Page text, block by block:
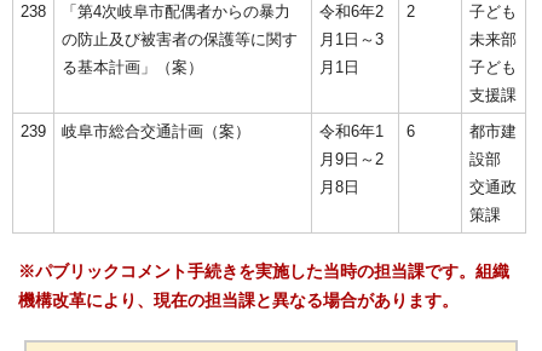
238
「第4次岐阜市配偶者からの暴力
の防止及び被害者の保護等に関す
る基本計画」（案）
令和6年2
月1日～3
月1日
2
子ども
未来部
子ども
支援課
239
岐阜市総合交通計画（案）
令和6年1
月9日～2
月8日
6
都市建
設部
交通政
策課
※パブリックコメント手続きを実施した当時の担当課です。組織
機構改革により、現在の担当課と異なる場合があります。